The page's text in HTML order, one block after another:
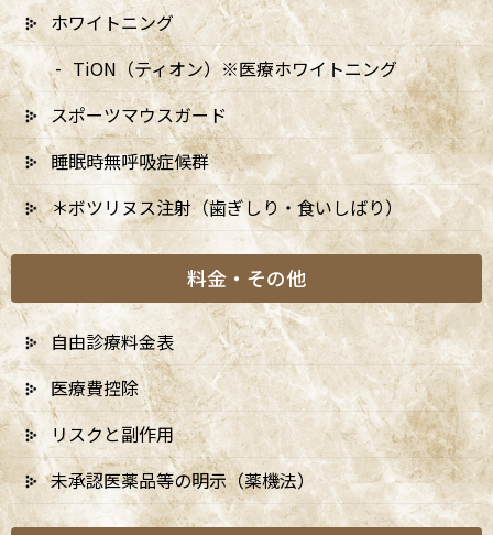
2024年
ホワイトニング
TiON（ティオン）※医療ホワイトニング
スポーツマウスガード
睡眠時無呼吸症候群
＊ボツリヌス注射（歯ぎしり・食いしばり）
料金・その他
自由診療料金表
医療費控除
リスクと副作用
未承認医薬品等の明示（薬機法）